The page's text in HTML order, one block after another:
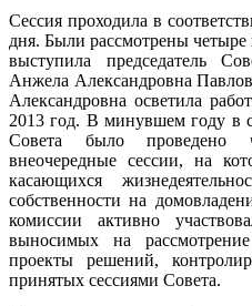
Сессия проходила в
дня. Были рассмотрены
выступила председатель
Анжела Александровна
Александровна осветила
2013 год. В минувшем году в
Совета было проведено
внеочередные сессии, на
касающихся
собственности на
комиссии активно
выносимых на
проекты решений,
принятых сессиями Совета.